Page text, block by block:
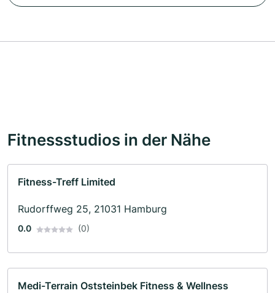
Fitnessstudios in der Nähe
Fitness-Treff Limited
Rudorffweg 25, 21031 Hamburg
0.0 (0)
Medi-Terrain Oststeinbek Fitness & Wellness